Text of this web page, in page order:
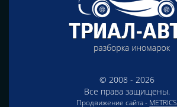
© 2008 - 2026
Все права защищены.
Продвижение сайта - METRICS